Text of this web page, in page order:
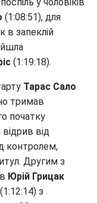
у чоловіків
(1:08:51), для
в запеклій
(1:19:18).
Тарас Сало
тримав
початку
від
контролем,
Другим з
Юрій Грицак
(1:12:14) з